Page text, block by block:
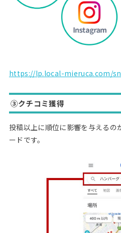
https://lp.local-mieruca.com/
③クチコミ獲得
投稿以上に順位に影響を与えるの
ードです。